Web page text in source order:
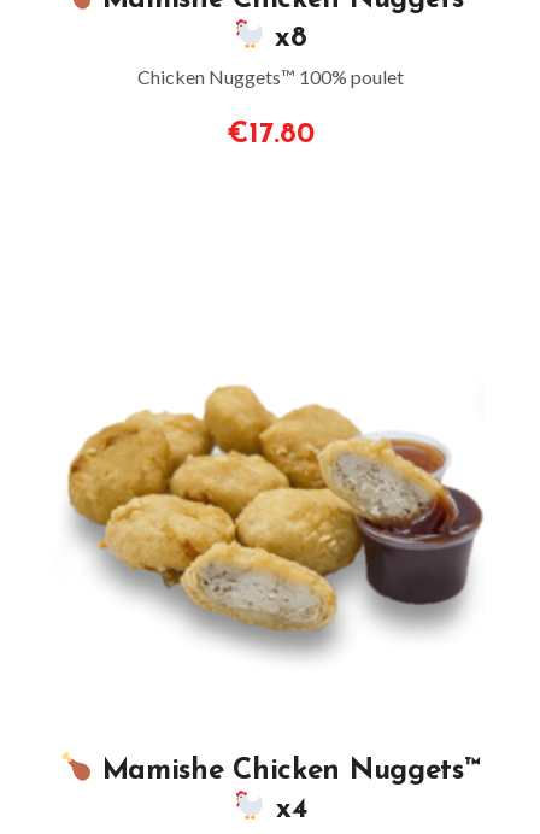
x8
Chicken Nuggets™ 100% poulet
€17.80
Mamishe Chicken Nuggets™
x4